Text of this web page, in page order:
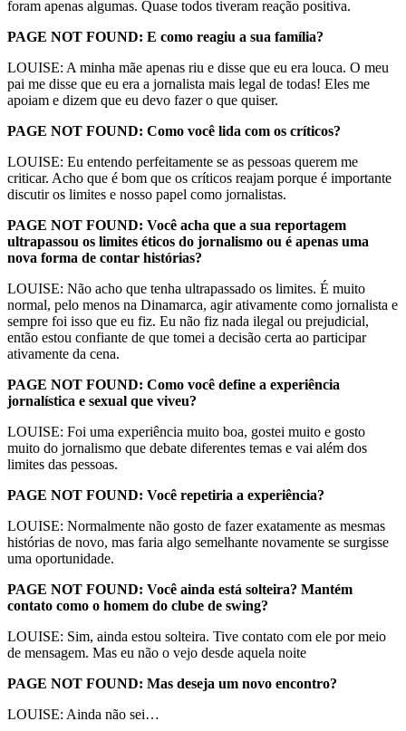
foram apenas algumas. Quase todos tiveram reação positiva.
PAGE NOT FOUND: E como reagiu a sua família?
LOUISE: A minha mãe apenas riu e disse que eu era louca. O meu
pai me disse que eu era a jornalista mais legal de todas! Eles me
apoiam e dizem que eu devo fazer o que quiser.
PAGE NOT FOUND: Como você lida com os críticos?
LOUISE: Eu entendo perfeitamente se as pessoas querem me
criticar. Acho que é bom que os críticos reajam porque é importante
discutir os limites e nosso papel como jornalistas.
PAGE NOT FOUND: Você acha que a sua reportagem
ultrapassou os limites éticos do jornalismo ou é apenas uma
nova forma de contar histórias?
LOUISE: Não acho que tenha ultrapassado os limites. É muito
normal, pelo menos na Dinamarca, agir ativamente como jornalista e
sempre foi isso que eu fiz. Eu não fiz nada ilegal ou prejudicial,
então estou confiante de que tomei a decisão certa ao participar
ativamente da cena.
PAGE NOT FOUND: Como você define a experiência
jornalística e sexual que viveu?
LOUISE: Foi uma experiência muito boa, gostei muito e gosto
muito do jornalismo que debate diferentes temas e vai além dos
limites das pessoas.
PAGE NOT FOUND: Você repetiria a experiência?
LOUISE: Normalmente não gosto de fazer exatamente as mesmas
histórias de novo, mas faria algo semelhante novamente se surgisse
uma oportunidade.
PAGE NOT FOUND: Você ainda está solteira? Mantém
contato como o homem do clube de swing?
LOUISE: Sim, ainda estou solteira. Tive contato com ele por meio
de mensagem. Mas eu não o vejo desde aquela noite
PAGE NOT FOUND: Mas deseja um novo encontro?
LOUISE: Ainda não sei…